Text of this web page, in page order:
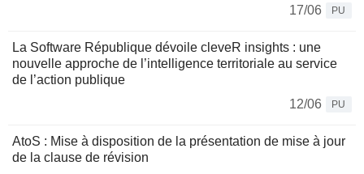
17/06
PU
La Software République dévoile cleveR insights : une
nouvelle approche de l’intelligence territoriale au service
de l’action publique
12/06
PU
AtoS : Mise à disposition de la présentation de mise à jour
de la clause de révision